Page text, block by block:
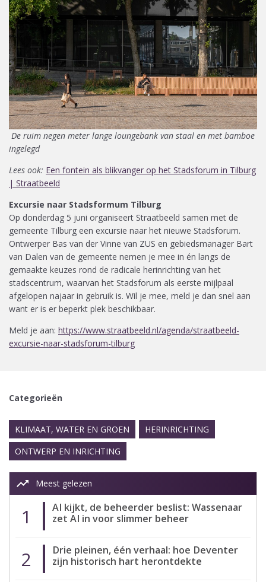
De ruim negen meter lange loungebank van staal en met bamboe
ingelegd
Lees ook: Een fontein als blikvanger op het Stadsforum in Tilburg
| Straatbeeld
Excursie naar Stadsformum Tilburg
Op donderdag 5 juni organiseert Straatbeeld samen met de
gemeente Tilburg een excursie naar het nieuwe Stadsforum.
Ontwerper Bas van der Vinne van ZUS en gebiedsmanager Bart
van Dalen van de gemeente nemen je mee in én langs de
gemaakte keuzes rond de radicale herinrichting van het
stadscentrum, waarvan het Stadsforum als eerste mijlpaal
afgelopen najaar in gebruik is. Wil je mee, meld je dan snel aan
want er is er beperkt plek beschikbaar.
Meld je aan: https://www.straatbeeld.nl/agenda/straatbeeld-
excursie-naar-stadsforum-tilburg
Categorieën
KLIMAAT, WATER EN GROEN
HERINRICHTING
ONTWERP EN INRICHTING
trending_up Meest gelezen
1
AI kijkt, de beheerder beslist: Wassenaar
zet AI in voor slimmer beheer
2
Drie pleinen, één verhaal: hoe Deventer
zijn historisch hart herontdekte